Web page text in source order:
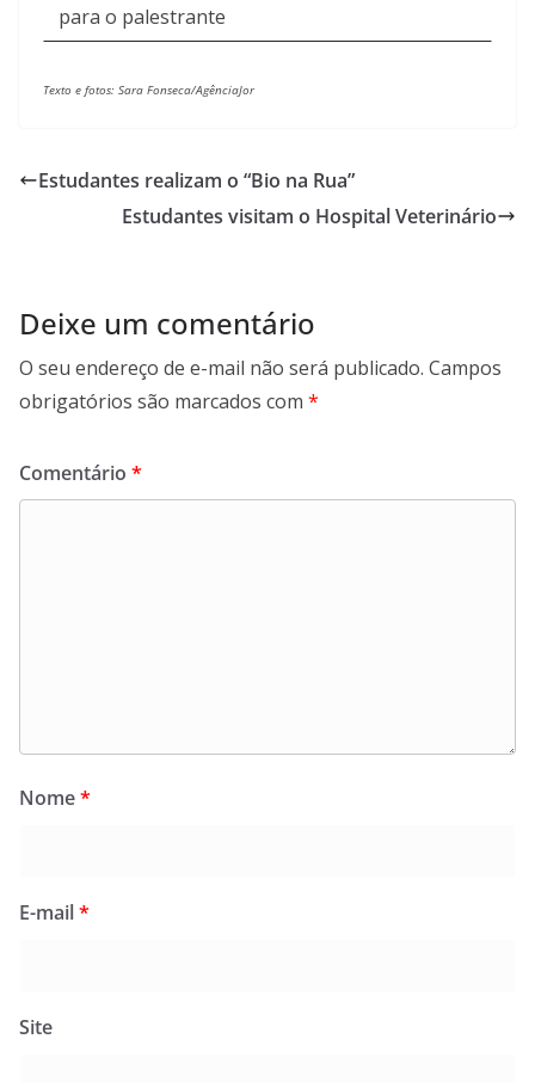
para o palestrante
Texto e fotos: Sara Fonseca/AgênciaJor
Estudantes realizam o “Bio na Rua”
Estudantes visitam o Hospital Veterinário
Deixe um comentário
O seu endereço de e-mail não será publicado. Campos
obrigatórios são marcados com *
Comentário *
Nome*
E-mail*
Site